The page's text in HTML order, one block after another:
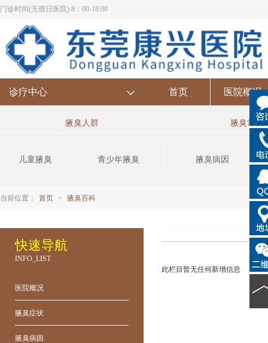
门诊时间(无假日医院) 8：00-18:00
诊疗中心 首页 医院概况
腋臭人群
儿童腋臭 青少年腋臭
腋臭常识
腋臭病因
当前位置： 首页 > 腋臭百科
快速导航
INFO_LIST
医院概况
腋臭症状
腋臭病因
此栏目暂无任何新增信息